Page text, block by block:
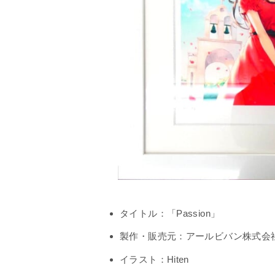
タイトル：「Passion」
製作・販売元：アールビバン株式会
イラスト：Hiten